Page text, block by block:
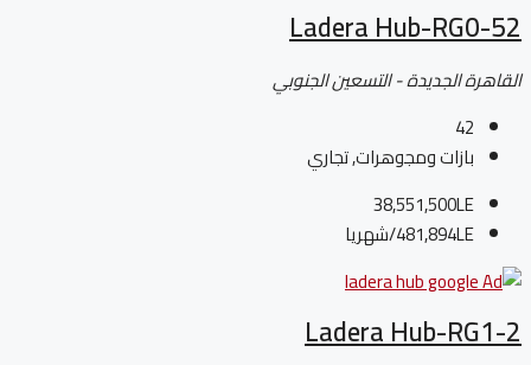
Ladera Hub-RG0-52
القاهرة الجديدة - التسعين الجنوبي
42
بازات ومجوهرات, تجاري
38,551,500LE
481,894LE/شهريا
Ladera Hub-RG1-2